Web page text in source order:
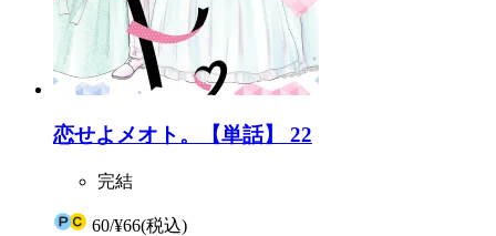
恋せよメオト。【単話】 22
完結
60/¥66(税込)